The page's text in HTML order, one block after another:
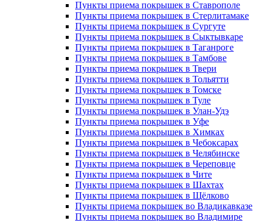
Пункты приема покрышек в Ставрополе
Пункты приема покрышек в Стерлитамаке
Пункты приема покрышек в Сургуте
Пункты приема покрышек в Сыктывкаре
Пункты приема покрышек в Таганроге
Пункты приема покрышек в Тамбове
Пункты приема покрышек в Твери
Пункты приема покрышек в Тольятти
Пункты приема покрышек в Томске
Пункты приема покрышек в Туле
Пункты приема покрышек в Улан-Удэ
Пункты приема покрышек в Уфе
Пункты приема покрышек в Химках
Пункты приема покрышек в Чебоксарах
Пункты приема покрышек в Челябинске
Пункты приема покрышек в Череповце
Пункты приема покрышек в Чите
Пункты приема покрышек в Шахтах
Пункты приема покрышек в Щёлково
Пункты приема покрышек во Владикавказе
Пункты приема покрышек во Владимире